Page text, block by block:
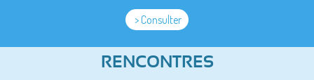
> Consulter
RENCONTRES